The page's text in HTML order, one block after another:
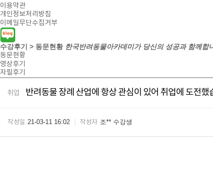
이용약관
개인정보처리방침
이메일무단수집거부
수강후기 > 동문현황 한국반려동물아카데미가 당신의 성공과 함께합
동문현황
영상후기
자필후기
취업 반려동물 장례 산업에 항상 관심이 있어 취업에 도전했
작성일 21-03-11 16:02 작성자 조** 수강생